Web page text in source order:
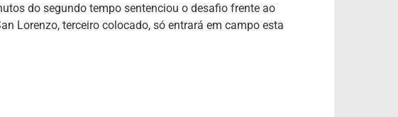
do segundo tempo sentenciou o desafio frente ao
Lorenzo, terceiro colocado, só entrará em campo esta